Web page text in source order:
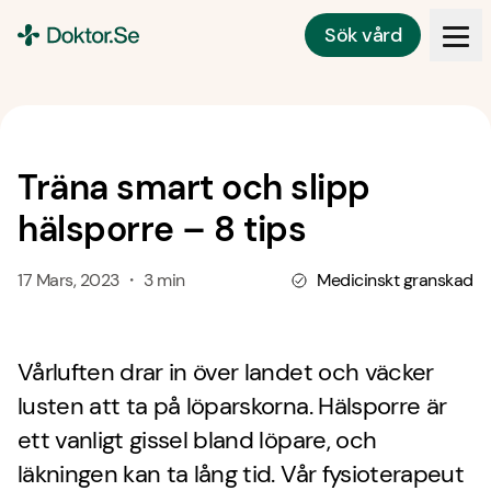
Sök vård
Träna smart och slipp
hälsporre – 8 tips
17 Mars, 2023 ・ 3 min Medicinskt granskad
Vårluften drar in över landet och väcker
lusten att ta på löparskorna. Hälsporre är
ett vanligt gissel bland löpare, och
läkningen kan ta lång tid. Vår fysioterapeut